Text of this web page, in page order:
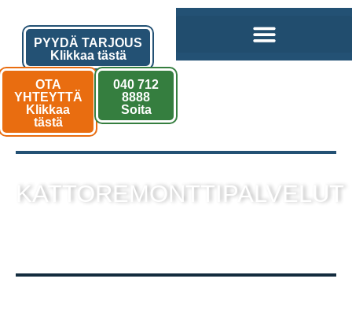
PYYDÄ TARJOUS
Klikkaa tästä
OTA
YHTEYTTÄ
Klikkaa
tästä
040 712
8888
Soita
KATTOREMONTTIPALVELUT